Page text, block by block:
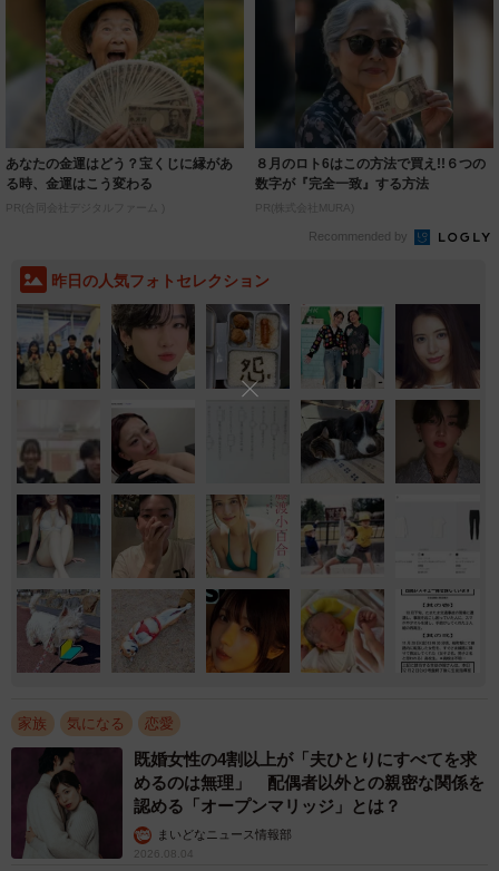
あなたの金運はどう？宝くじに縁があ
る時、金運はこう変わる
PR(合同会社デジタルファーム )
８月のロト6はこの方法で買え!!６つの
数字が『完全一致』する方法
PR(株式会社MURA)
Recommended by
昨日の人気フォトセレクション
家族 気になる 恋愛
既婚女性の4割以上が「夫ひとりにすべてを求
めるのは無理」 配偶者以外との親密な関係を
認める「オープンマリッジ」とは？
まいどなニュース情報部
2026.08.04